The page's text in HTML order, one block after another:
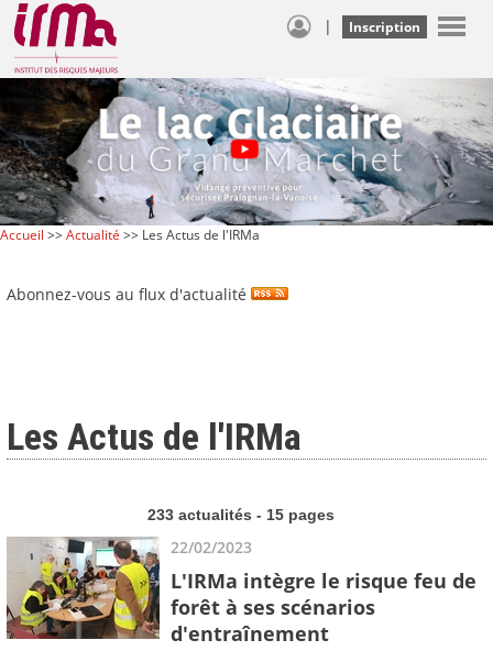
| Inscription
Accueil >>Actualité >> Les Actus de l'IRMa
Abonnez-vous au flux d'actualité
Les Actus de l'IRMa
233 actualités - 15 pages
22/02/2023
L'IRMa intègre le risque feu de
forêt à ses scénarios
d'entraînement